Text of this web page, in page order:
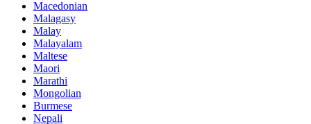
Macedonian
Malagasy
Malay
Malayalam
Maltese
Maori
Marathi
Mongolian
Burmese
Nepali